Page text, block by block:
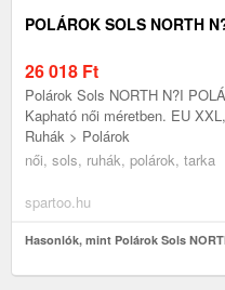
POLÁROK SOLS NORTH
26 018 Ft
Polárok Sols NORTH N?I
Kapható női méretben. EU
Ruhák > Polárok
női, sols, ruhák, polárok, tarka
spartoo.hu
Hasonlók, mint Polárok Sols